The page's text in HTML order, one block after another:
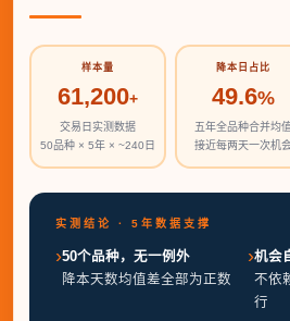
样本量
61,200+
交易日实测数据
50品种 × 5年 × ~240日
降本日占比
49.6%
五年全品种合并均
接近每两天一次机
实测结论 · 5年数据支撑
›50个品种，无一例外
降本天数均值差全部为正数
›机会
不依
行